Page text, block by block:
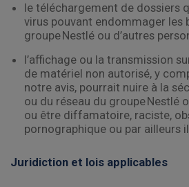
le téléchargement de dossiers
virus pouvant endommager les
groupe Nestlé ou d’autres
l’affichage ou la transmission
de matériel non autorisé, y
notre avis, pourrait nuire à la
ou du réseau du groupe Nestlé
ou être diffamatoire, raciste,
pornographique ou par ailleurs
Juridiction et lois applicables